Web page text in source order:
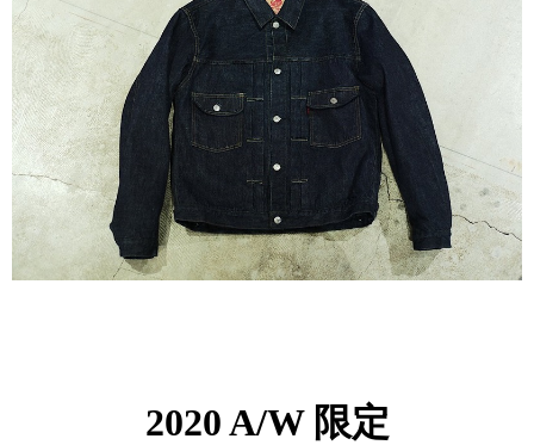
2020 A/W 限定